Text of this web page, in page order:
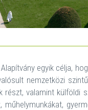
egyik célja,
nemzetközi
részt, valamint külföldi
műhelymunkákat,